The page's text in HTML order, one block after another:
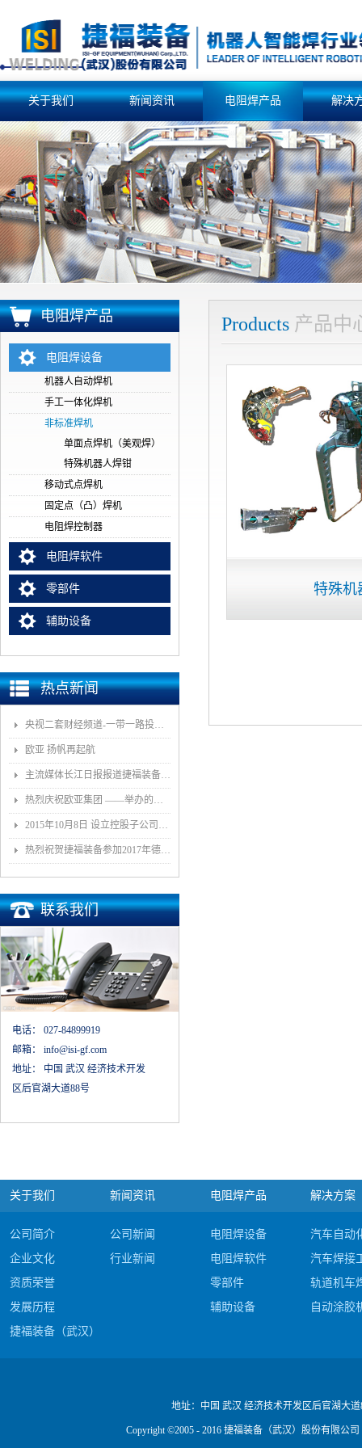
关于我们 新闻资讯 电阻焊产品 解决
电阻焊产品
电阻焊设备
机器人自动焊机
手工一体化焊机
非标准焊机
单面点焊机（美观焊）
特殊机器人焊钳
移动式点焊机
固定点（凸）焊机
电阻焊控制器
电阻焊软件
零部件
辅助设备
热点新闻
央视二套财经频道-一带一路投资指南报道我司董事长和捷福装备（武汉）股份有限公司
欧亚 扬帆再起航
主流媒体长江日报报道捷福装备（武汉）有限公司上央视2套财经栏目“一带一路栏目”
热烈庆祝欧亚集团 ——举办的《汽车白车身智能制造技术论坛》顺利召开
2015年10月8日 设立控股子公司武汉捷福鹰汽车装备有限公司决议公告
热烈祝贺捷福装备参加2017年德国埃森展取得圆满成功
联系我们
电话： 027-84899919
邮箱： info@isi-gf.com
地址： 中国 武汉 经济技术开发
区后官湖大道88号
Products 产品中
特殊机
关于我们
公司简介
企业文化
资质荣誉
发展历程
捷福装备（武汉）股份有限公司电阻焊产品#c
新闻资讯
公司新闻
行业新闻
电阻焊产品
电阻焊设备
电阻焊软件
零部件
辅助设备
解决方案
汽车自动
汽车焊接
轨道机车
自动涂胶
Copyright ©2005 - 2016 捷福装备（武汉）股份有限公司
地址： 中国 武汉 经济技术开发区后官湖大